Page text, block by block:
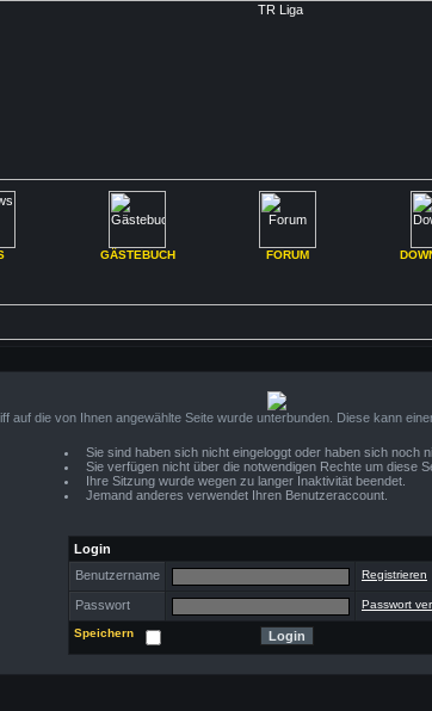
GÄSTEBUCH FORUM
auf die von Ihnen angewählte Seite wurde unterbunden. Diese kann
Sie sind haben sich nicht eingeloggt oder haben sich noch
Sie verfügen nicht über die notwendigen Rechte um diese
Ihre Sitzung wurde wegen zu langer Inaktivität beendet.
Jemand anderes verwendet Ihren Benutzeraccount.
Login
Benutzername
Registrieren
Passwort Passwort
Speichern